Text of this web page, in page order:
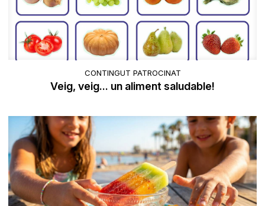
CONTINGUT PATROCINAT
Veig, veig... un aliment saludable!